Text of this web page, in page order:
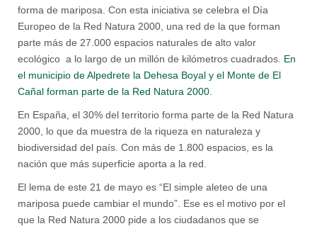
forma de mariposa. Con esta iniciativa se celebra el Día
Europeo de la Red Natura 2000, una red de la que forman
parte más de 27.000 espacios naturales de alto valor
ecológico a lo largo de un millón de kilómetros cuadrados. En
el municipio de Alpedrete la Dehesa Boyal y el Monte de El
Cañal forman parte de la Red Natura 2000.
En España, el 30% del territorio forma parte de la Red Natura
2000, lo que da muestra de la riqueza en naturaleza y
biodiversidad del país. Con más de 1.800 espacios, es la
nación que más superficie aporta a la red.
El lema de este 21 de mayo es “El simple aleteo de una
mariposa puede cambiar el mundo”. Ese es el motivo por el
que la Red Natura 2000 pide a los ciudadanos que se